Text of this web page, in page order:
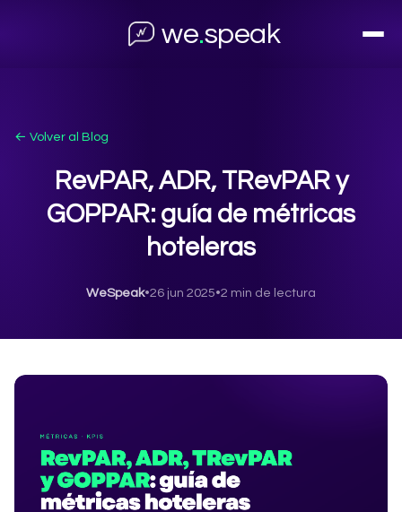
we.speak
← Volver al Blog
RevPAR, ADR, TRevPAR y
GOPPAR: guía de métricas
hoteleras
WeSpeak•26 jun 2025•2 min de lectura